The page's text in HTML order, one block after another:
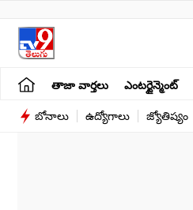
తాజా వార్తలు ఎంటర్టైన్మెంట్
బోనాలు ఉద్యోగాలు జ్యోతిష్యం